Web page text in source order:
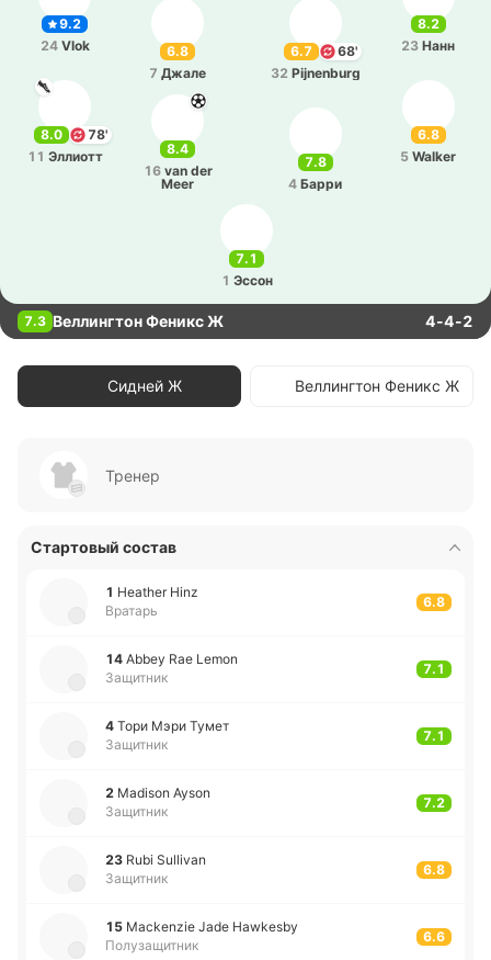
7.1
1 Эссон
7.8
4 Барри
8.0
78'
11 Эллиотт
8.4
16 van der
Meer
6.8
5 Walker
8.2
23 Нанн
6.8
7 Джале
6.7
68'
32 Pijnenburg
9.2
24 Vlok
7.3 Веллингтон Феникс Ж 4-4-2
Сидней Ж Веллингтон Феникс Ж
Тренер
Стартовый состав
1 Heather Hinz
Вратарь
6.8
14 Abbey Rae Lemon
Защитник
7.1
4 Тори Мэри Тумет
Защитник
7.1
2 Madison Ayson
Защитник
7.2
23 Rubi Sullivan
Защитник
6.8
15 Mackenzie Jade Hawkesby
Полузащитник
6.6